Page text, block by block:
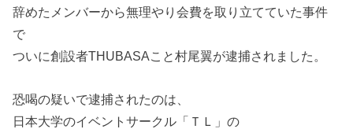
辞めたメンバーから無理やり会費を取り立てていた事件
で
ついに創設者THUBASAこと村尾翼が逮捕されました。
恐喝の疑いで逮捕されたのは、
日本大学のイベントサークル「ＴＬ」の